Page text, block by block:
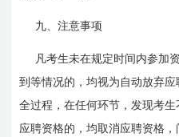
九、注意事项
凡考生未在规定时间内参加
到等情况的，均视为自动放弃
全过程，在任何环节，发现考
应聘资格的，均取消应聘资格